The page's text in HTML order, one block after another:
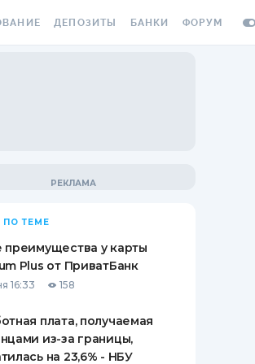
ВИНЬЕТКА
СОТРУДНИКОВ
ОТ
СЛУЧАЕВ
ДЕПОЗИТЫ
ВОПРОСЫ И ОТВЕТЫ
ПУТЕВОДИТЕЛИ ПО
БАНКИ ФОРУМ
ПО ТЕМЕ
преимущества у карты
Plus от ПриватБанк
16:33 158
плата, получаемая
из-за границы,
на 23,6% - НБУ